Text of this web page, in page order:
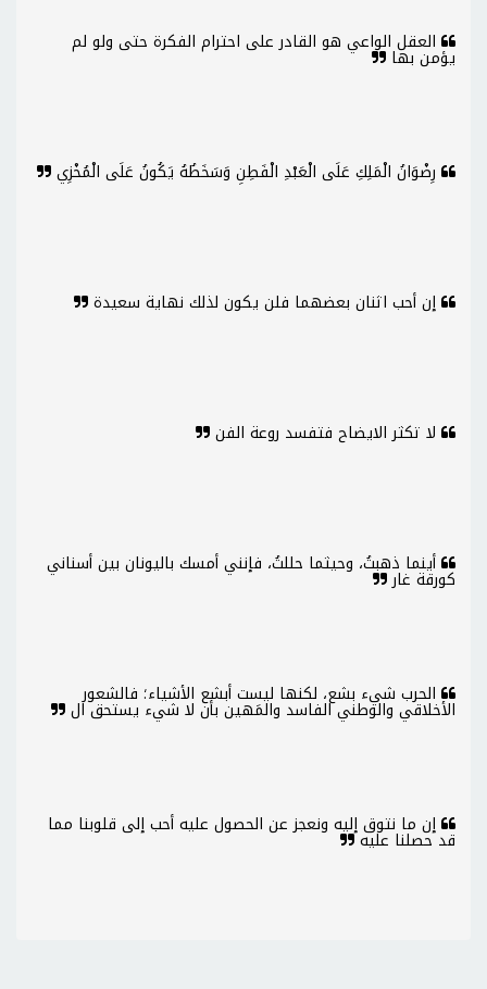
العقل الواعي هو القادر على احترام الفكرة حتى ولو لم
يؤمن بها
رِضْوَانُ الْمَلِكِ عَلَى الْعَبْدِ الْفَطِنِ وَسَخَطُهُ يَكُونُ عَلَى الْمُخْزِي
إن أحب اثنان بعضهما فلن يكون لذلك نهاية سعيدة
لا تكثر الايضاح فتفسد روعة الفن
أينما ذهبتُ، وحيثما حللتُ، فإنني أمسك باليونان بين أسناني
كورقة غار
الحرب شيء بشع، لكنها ليست أبشع الأشياء؛ فالشعور
الأخلاقي والوطني الفاسد والمَهين بأن لا شيء يستحق ال
إن ما نتوق إليه ونعجز عن الحصول عليه أحب إلى قلوبنا مما
قد حصلنا عليه